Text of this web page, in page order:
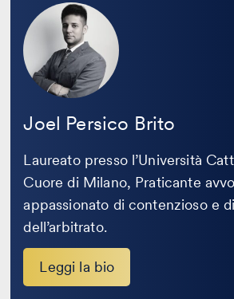
Joel Persico Brito
Laureato presso l’Università
Cuore di Milano, Praticante
appassionato di contenzioso e
dell’arbitrato.
Leggi la bio
bio